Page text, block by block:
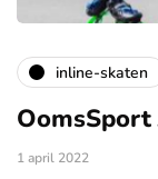
inline-skaten
OomsSport
1 april 2022